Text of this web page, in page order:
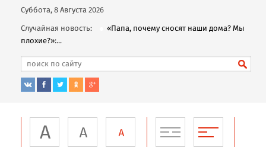
Суббота, 8 Августа 2026
Случайная новость:
«Папа, почему сносят наши дома? Мы
плохие?»:...